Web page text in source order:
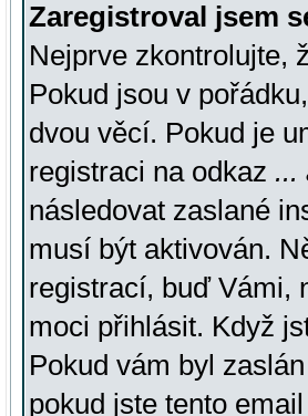
Zaregistroval jsem
Nejprve zkontrolujte,
Pokud jsou v
dvou věcí. Pokud je
registraci na odkaz ...
následovat zaslané
musí být aktivován.
registrací, buď Vámi,
moci přihlásit. Když
Pokud vám byl
pokud jste tento